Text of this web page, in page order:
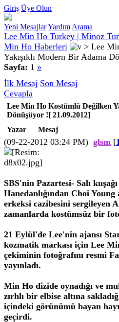
Giriş Üye Olun
Yeni MesajlarYardım Arama
Lee Min Ho Turkey | Minoz
Min Ho Haberleri
> Lee
Yakışıklı Modern Bir Adama
Sayfa: 1 »
İlk Mesaj Son Mesaj
Cevapla
Lee Min Ho Kostümlü Değilken
Dönüşüyor ![ 21.09.2012]
Yazar
Mesaj
(09-22-2012 03:24 PM) glsm [
SBS'nin Pazartesi- Salı
Hanedanlığından Choi
erkeksi cazibesini sergileyen
zamanlarda kostümsüz bir
21 Eylül'de Lee'nin ajansı
kozmatik markası için Lee
çekiminin fotoğrafını resmi
yayınladı.
Min Ho dizide oynadığı ve
zırhlı bir elbise altına
içindeki görünümü bayan
geçirdi.